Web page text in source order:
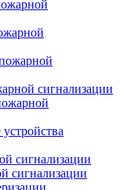
сигнализации
сигнализации
сигнализации